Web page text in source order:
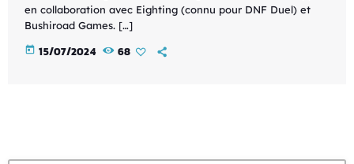
en collaboration avec Eighting (connu pour DNF Duel) et
Bushiroad Games. […]
today 15/07/2024 68